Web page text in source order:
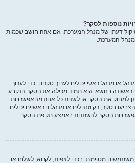
נוספות לסקר?
דעתו של מנהל המערכת. אם אתה חושב שכמות
המערכת.
או מנהל ראשי יכולים לערוך סקרים. כדי לערוך
בנושא. היא תמיד מכילה את הסקר הנקבע
למחוק את הסקר או לשנות כל אחת מהאפשרויות
בסקר, רק מנהלים או מנהלים ראשיים יכולים
הסקר להשתנות באמצע תקופת הסקר.
משתמשים מסוימות. בכדי לצפות, לקרוא, לשלוח או